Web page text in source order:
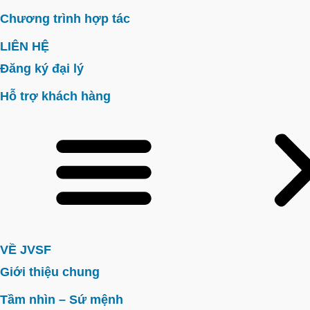
Chương trình hợp tác
LIÊN HỆ
Đăng ký đại lý
Hỗ trợ khách hàng
VỀ JVSF
Giới thiệu chung
Tầm nhìn – Sứ mệnh